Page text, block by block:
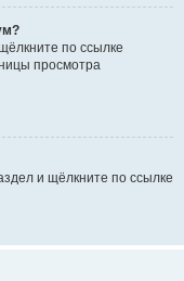
по ссылке
просмотра
и щёлкните по ссылке